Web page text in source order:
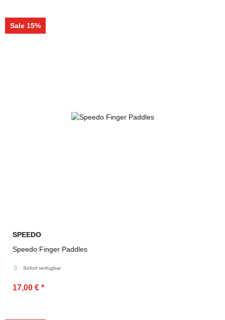
Sale 15%
SPEEDO
Speedo Finger Paddles
Sofort verfügbar
17,00 € *